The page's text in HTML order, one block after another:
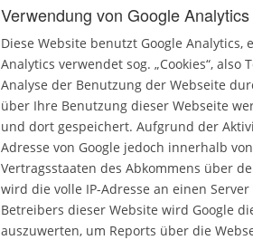
Verwendung von Google Analytics
Diese Website benutzt Google Analytics,
Analytics verwendet sog. „Cookies“,
Analyse der Benutzung der Webseite
über Ihre Benutzung dieser Webseite
und dort gespeichert. Aufgrund der
Adresse von Google jedoch innerhalb
Vertragsstaaten des Abkommens über
wird die volle IP-Adresse an einen
Betreibers dieser Website wird Google
auszuwerten, um Reports über die